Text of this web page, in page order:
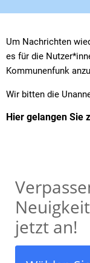
Um Nachrichten
es für die
Kommunenfunk
Wir bitten die
Hier gelangen Sie